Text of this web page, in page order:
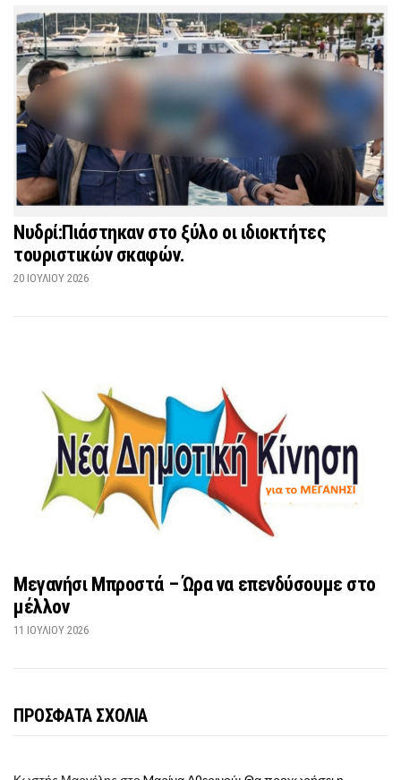
Νυδρί:Πιάστηκαν στο ξύλο οι ιδιοκτήτες
τουριστικών σκαφών.
20 ΙΟΥΛΊΟΥ 2026
Μεγανήσι Μπροστά – Ώρα να επενδύσουμε στο
μέλλον
11 ΙΟΥΛΊΟΥ 2026
ΠΡΟΣΦΑΤΑ ΣΧΟΛΙΑ